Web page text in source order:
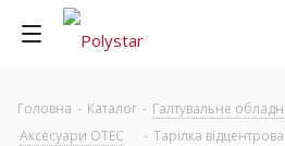
Головна - Каталог - Галтувальне
Аксесуари OTEC
- Тарілка